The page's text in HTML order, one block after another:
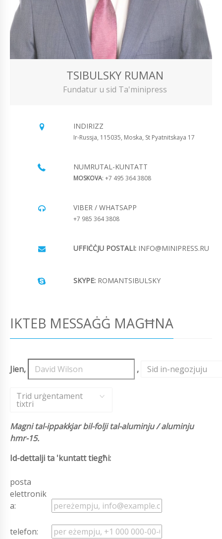
TSIBULSKY RUMAN
Fundatur u sid Ta'minipress
INDIRIZZ
Ir-Russja, 115035, Moska, St Pyatnitskaya 17
NUMRUTAL-KUNTATT
MOSKOVA: +7 495 364 3808
VIBER / WHATSAPP
+7 985 364 3808
UFFIĊĊJU POSTALI: INFO@MINIPRESS.RU
SKYPE: ROMANTSIBULSKY
IKTEB MESSAĠĠ MAGĦNA
Jien, , Sid in-negozjuju
,
Trid urġentament
tixtri
Magni tal-ippakkjar bil-folji tal-aluminju / aluminju
hmr-15.
Id-dettalji ta 'kuntatt tiegħi:
posta
elettronik
a:
telefon: